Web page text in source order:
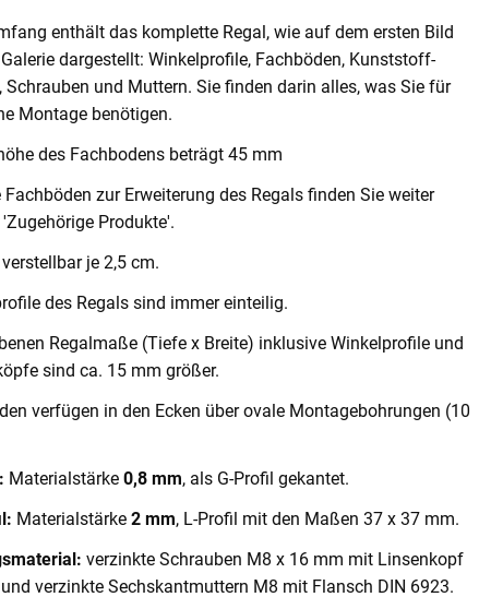
enthält das komplette Regal, wie auf dem ersten Bild
dargestellt: Winkelprofile, Fachböden, Kunststoff-
Schrauben und Muttern. Sie finden darin alles, was Sie für
Montage benötigen.
des Fachbodens beträgt 45 mm
zur Erweiterung des Regals finden Sie weiter
Produkte'.
je 2,5 cm.
des Regals sind immer einteilig.
Regalmaße (Tiefe x Breite) inklusive Winkelprofile und
sind ca. 15 mm größer.
verfügen in den Ecken über ovale Montagebohrungen (10
Materialstärke 0,8 mm, als G-Profil gekantet.
Materialstärke 2 mm, L-Profil mit den Maßen 37 x 37 mm.
verzinkte Schrauben M8 x 16 mm mit Linsenkopf
verzinkte Sechskantmuttern M8 mit Flansch DIN 6923.